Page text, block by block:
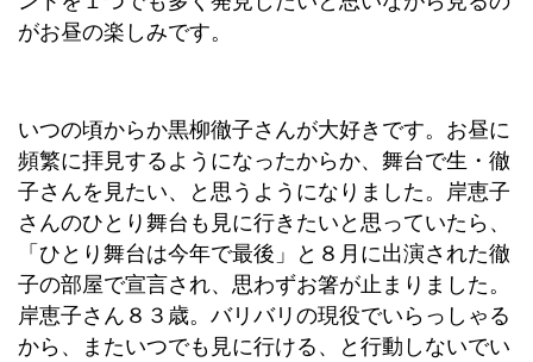
がお昼の楽しみです。
いつの頃からか黒柳徹子さんが大好きです。お昼に
頻繁に拝見するようになったからか、舞台で生・徹
子さんを見たい、と思うようになりました。岸恵子
さんのひとり舞台も見に行きたいと思っていたら、
「ひとり舞台は今年で最後」と８月に出演された徹
子の部屋で宣言され、思わずお箸が止まりました。
岸恵子さん８３歳。バリバリの現役でいらっしゃる
から、またいつでも見に行ける、と行動しないでい